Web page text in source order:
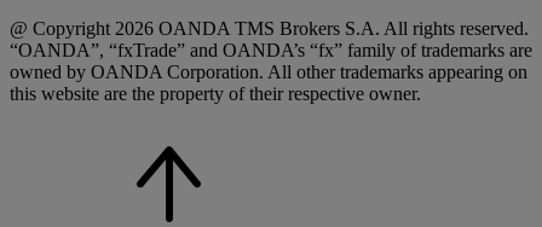
@ Copyright 2026 OANDA TMS Brokers S.A. All rights reserved.
“OANDA”, “fxTrade” and OANDA’s “fx” family of trademarks are
owned by OANDA Corporation. All other trademarks appearing on
this website are the property of their respective owner.